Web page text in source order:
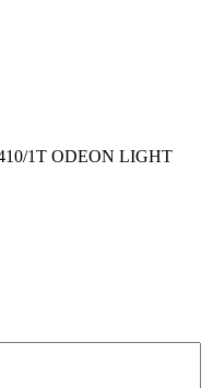
1T ODEON LIGHT